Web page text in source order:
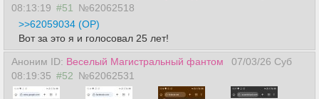
08:13:19 #51
№62062518
>>62059034 (OP)
Вот за это я и голосовал 25 лет!
Аноним ID: Веселый Магистральный фантом
07/03/26 Суб
08:19:35 #52 №62062531